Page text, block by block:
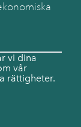
vi dina
vår
rättigheter.